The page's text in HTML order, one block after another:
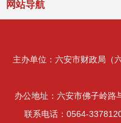
网站导航
主办单位：六安市财政局（
办公地址：六安市佛子岭路
联系电话：0564-